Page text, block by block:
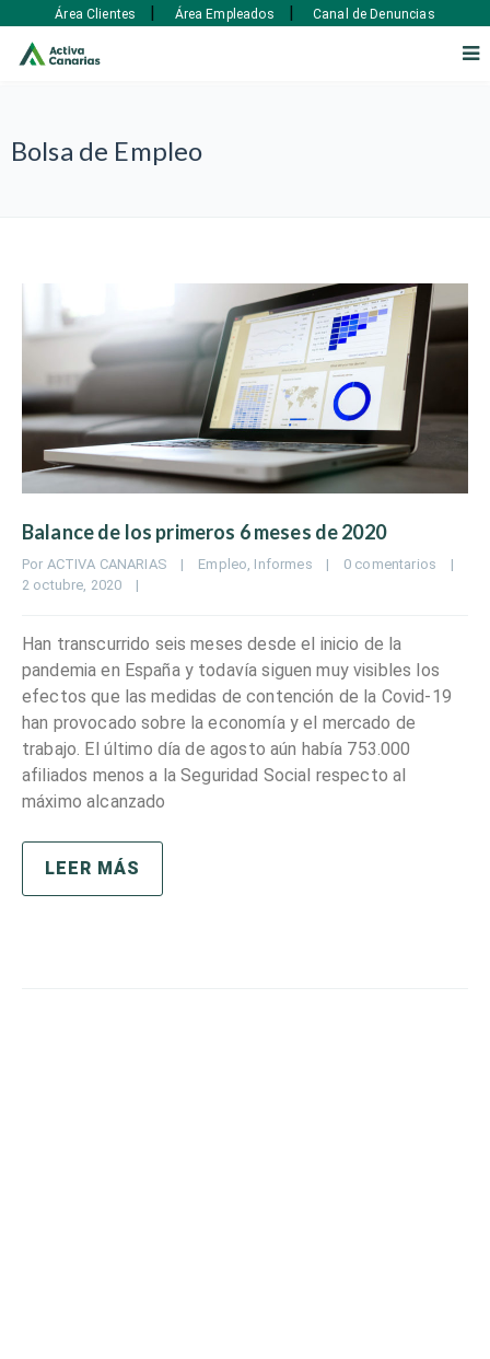
Bolsa de Empleo
Balance de los primeros 6 meses de 2020
Por ACTIVA CANARIAS | Empleo, Informes | 0 comentarios
|
2 octubre, 2020 |
Han transcurrido seis meses desde el inicio de la
pandemia en España y todavía siguen muy visibles los
efectos que las medidas de contención de la Covid-19
han provocado sobre la economía y el mercado de
trabajo. El último día de agosto aún había 753.000
afiliados menos a la Seguridad Social respecto al
máximo alcanzado
LEER MÁS
Área Clientes | Área Empleados | Canal de Denuncias